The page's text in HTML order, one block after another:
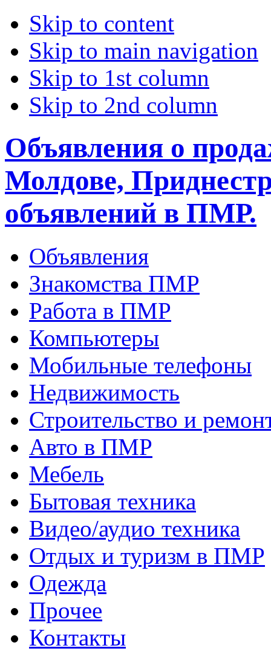
Skip to content
Skip to main navigation
Skip to 1st column
Skip to 2nd column
Объявления о
Молдове,
объявлений в ПМР.
Объявления
Знакомства ПМР
Работа в ПМР
Компьютеры
Мобильные телефоны
Недвижимость
Строительство и
Авто в ПМР
Мебель
Бытовая техника
Видео/аудио техника
Отдых и туризм в ПМР
Одежда
Прочее
Контакты